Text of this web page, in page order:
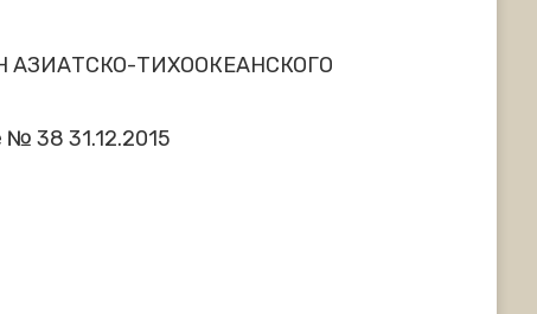
ТИХООКЕАНСКОГО
№ 38 31.12.2015